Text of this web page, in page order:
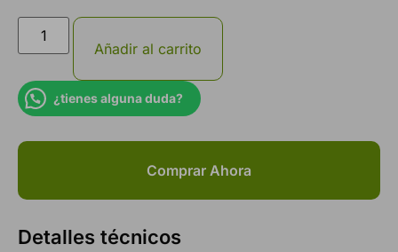
Añadir al carrito
¿tienes alguna duda?
Comprar Ahora
Detalles técnicos